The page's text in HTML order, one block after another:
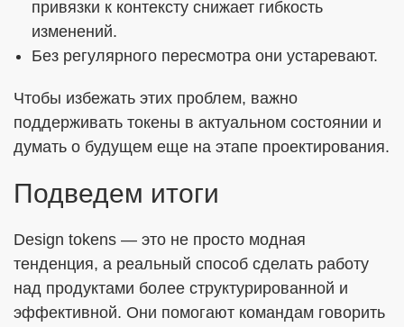
привязки к контексту снижает гибкость
изменений.
Без регулярного пересмотра они устаревают.
Чтобы избежать этих проблем, важно
поддерживать токены в актуальном состоянии и
думать о будущем еще на этапе проектирования.
Подведем итоги
Design tokens — это не просто модная
тенденция, а реальный способ сделать работу
над продуктами более структурированной и
эффективной. Они помогают командам говорить